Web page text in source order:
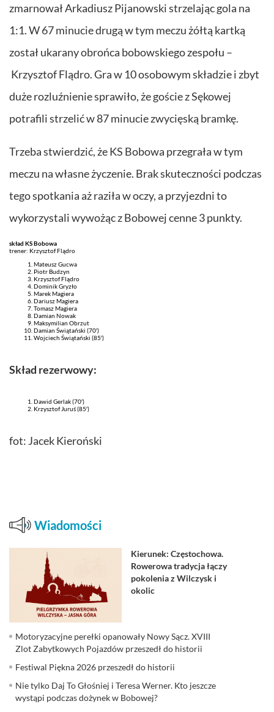
zmarnował Arkadiusz Pijanowski strzelając gola na
1:1. W 67 minucie drugą w tym meczu żółtą kartką
został ukarany obrońca bobowskiego zespołu –
Krzysztof Flądro. Gra w 10 osobowym składzie i zbyt
duże rozluźnienie sprawiło, że goście z Sękowej
potrafili strzelić w 87 minucie zwycięską bramkę.
Trzeba stwierdzić, że KS Bobowa przegrała w tym
meczu na własne życzenie. Brak skuteczności podczas
tego spotkania aż raziła w oczy, a przyjezdni to
wykorzystali wywożąc z Bobowej cenne 3 punkty.
skład KS Bobowa
trener: Krzysztof Flądro
Mateusz Gucwa
Piotr Budzyn
Krzysztof Flądro
Dominik Gryzło
Marek Magiera
Dariusz Magiera
Tomasz Magiera
Damian Nowak
Maksymilian Obrzut
Damian Świątański (70′)
Wojciech Świątański (85′)
Skład rezerwowy:
Dawid Gerlak (70′)
Krzysztof Juruś (85′)
fot: Jacek Kieroński
Wiadomości
Kierunek: Częstochowa.
Rowerowa tradycja łączy
pokolenia z Wilczysk i
okolic
Motoryzacyjne perełki opanowały Nowy Sącz. XVIII
Zlot Zabytkowych Pojazdów przeszedł do historii
Festiwal Piękna 2026 przeszedł do historii
Nie tylko Daj To Głośniej i Teresa Werner. Kto jeszcze
wystąpi podczas dożynek w Bobowej?